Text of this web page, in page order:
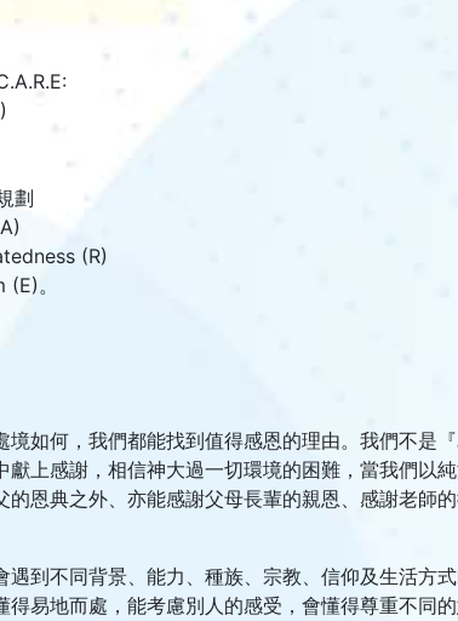
劃
(R)
。
如何，我們都能找到值得感恩的理由。我們不是
獻上感謝，相信神大過一切環境的困難，當我們以
恩典之外、亦能感謝父母長輩的親恩、感謝老師的
到不同背景、能力、種族、宗教、信仰及生活方
易地而處，能考慮別人的感受，會懂得尊重不同